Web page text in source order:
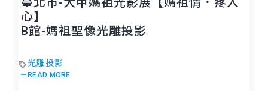
心】
B館-媽祖聖像光雕投影
光雕投影
READ MORE